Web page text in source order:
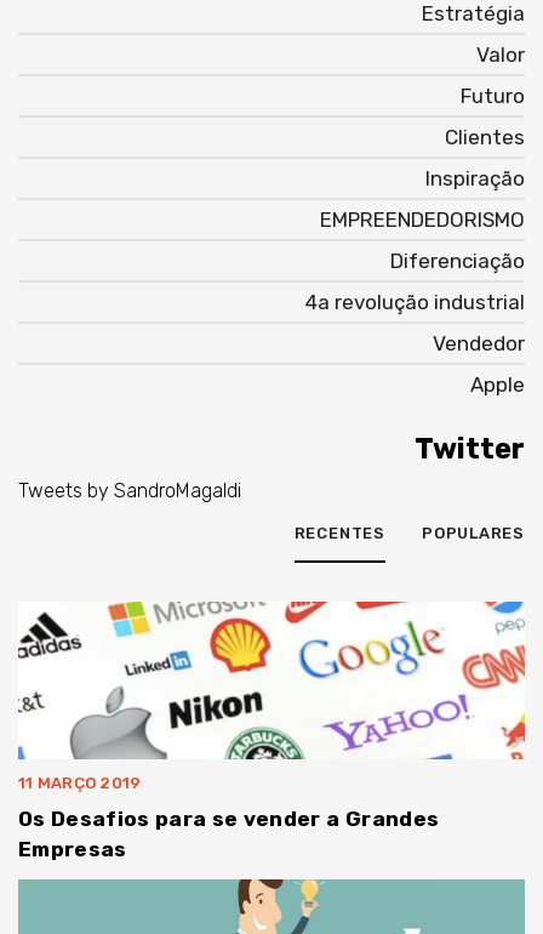
Estratégia
Valor
Futuro
Clientes
Inspiração
EMPREENDEDORISMO
Diferenciação
4a revolução industrial
Vendedor
Apple
Twitter
Tweets by SandroMagaldi
POPULARES
RECENTES
11 MARÇO 2019
Os Desafios para se vender a Grandes
Empresas